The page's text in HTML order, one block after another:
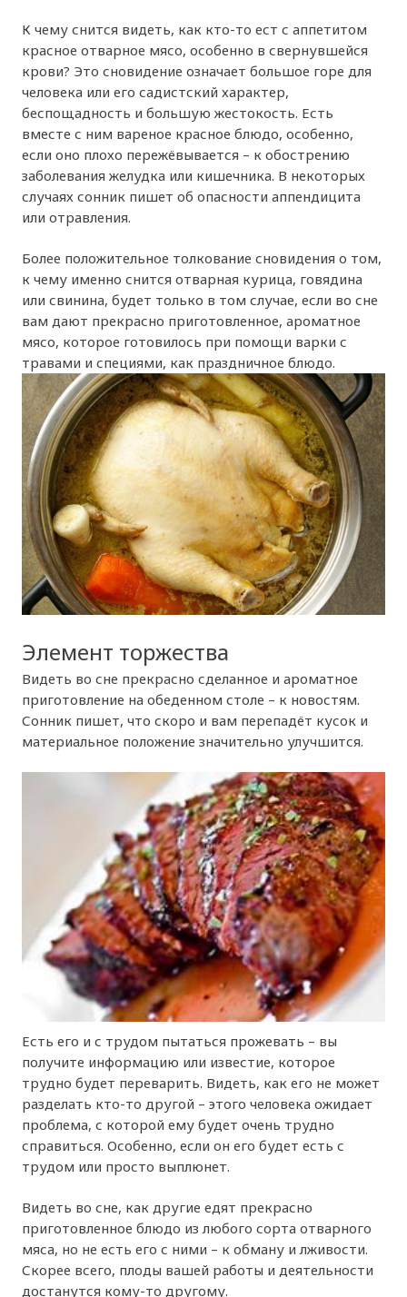
К чему снится видеть, как кто-то ест с аппетитом
красное отварное мясо, особенно в свернувшейся
крови? Это сновидение означает большое горе для
человека или его садистский характер,
беспощадность и большую жестокость. Есть
вместе с ним вареное красное блюдо, особенно,
если оно плохо пережёвывается – к обострению
заболевания желудка или кишечника. В некоторых
случаях сонник пишет об опасности аппендицита
или отравления.
Более положительное толкование сновидения о том,
к чему именно снится отварная курица, говядина
или свинина, будет только в том случае, если во сне
вам дают прекрасно приготовленное, ароматное
мясо, которое готовилось при помощи варки с
травами и специями, как праздничное блюдо.
Элемент торжества
Видеть во сне прекрасно сделанное и ароматное
приготовление на обеденном столе – к новостям.
Сонник пишет, что скоро и вам перепадёт кусок и
материальное положение значительно улучшится.
Есть его и с трудом пытаться прожевать – вы
получите информацию или известие, которое
трудно будет переварить. Видеть, как его не может
разделать кто-то другой – этого человека ожидает
проблема, с которой ему будет очень трудно
справиться. Особенно, если он его будет есть с
трудом или просто выплюнет.
Видеть во сне, как другие едят прекрасно
приготовленное блюдо из любого сорта отварного
мяса, но не есть его с ними – к обману и лживости.
Скорее всего, плоды вашей работы и деятельности
достанутся кому-то другому.